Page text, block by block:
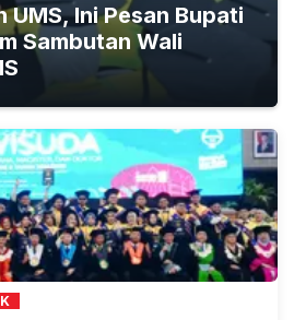
UMS, Ini Pesan Bupati
Sambutan Wali